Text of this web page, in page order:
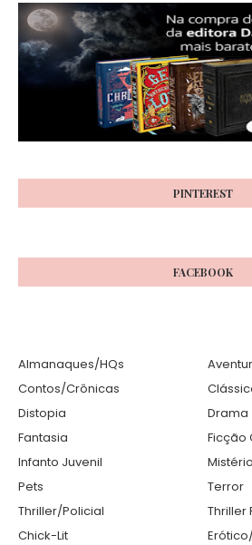
PINTEREST
FACEBOOK
Almanaques/HQs
Contos/Crônicas
Distopia
Drama
Fantasia
Ficção
Infanto Juvenil
Pets
Terror
Thriller/Policial
Thriller
Chick-Lit